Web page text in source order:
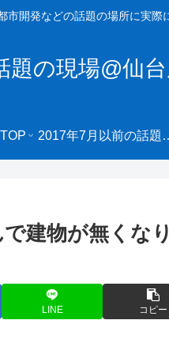
市開発などの話題の場所に実際
題の現場@仙
2017年7月
建物が無くな
LINE コピー